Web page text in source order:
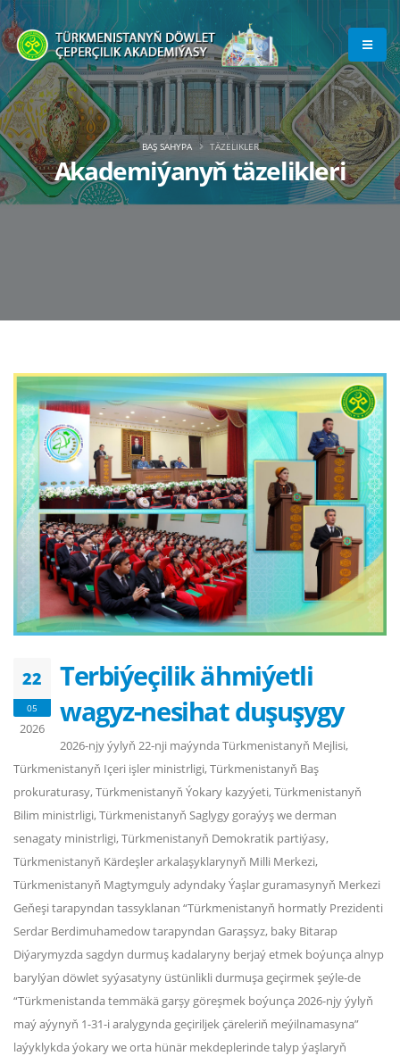
Akademiýanyň täzelikleri
BAŞ SAHYPA TÄZELIKLER
22
05
2026
Terbiýeçilik ähmiýetli
wagyz-nesihat duşuşygy
2026-njy ýylyň 22-nji maýynda Türkmenistanyň Mejlisi,
Türkmenistanyň Içeri işler ministrligi, Türkmenistanyň Baş
prokuraturasy, Türkmenistanyň Ýokary kazyýeti, Türkmenistanyň
Bilim ministrligi, Türkmenistanyň Saglygy goraýyş we derman
senagaty ministrligi, Türkmenistanyň Demokratik partiýasy,
Türkmenistanyň Kärdeşler arkalaşyklarynyň Milli Merkezi,
Türkmenistanyň Magtymguly adyndaky Ýaşlar guramasynyň Merkezi
Geňeşi tarapyndan tassyklanan “Türkmenistanyň hormatly Prezidenti
Serdar Berdimuhamedow tarapyndan Garaşsyz, baky Bitarap
Diýarymyzda sagdyn durmuş kadalaryny berjaý etmek boýunça alnyp
barylýan döwlet syýasatyny üstünlikli durmuşa geçirmek şeýle-de
“Türkmenistanda temmäkä garşy göreşmek boýunça 2026-njy ýylyň
maý aýynyň 1-31-i aralygynda geçiriljek çäreleriň meýilnamasyna”
laýyklykda ýokary we orta hünär mekdeplerinde talyp ýaşlaryň